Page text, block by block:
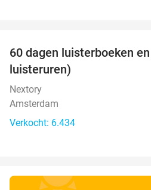
60 dagen luisterboeken
luisteruren)
Nextory
Amsterdam
Verkocht: 6.434